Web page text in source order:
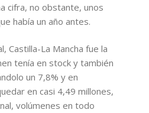
cifra, no obstante, unos
había un año antes.
Castilla-La Mancha fue la
tenía en stock y también
un 7,8% y en
en casi 4,49 millones,
volúmenes en todo